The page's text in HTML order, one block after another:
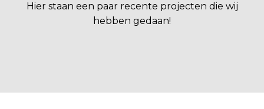
Hier staan een paar recente projecten die wij
hebben gedaan!